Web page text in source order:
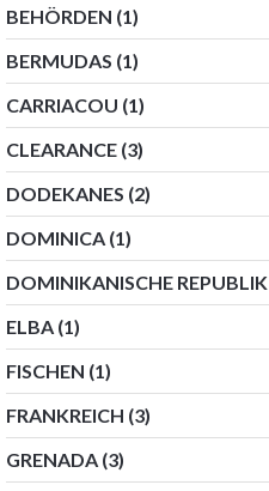
BEHÖRDEN (1)
BERMUDAS (1)
CARRIACOU (1)
CLEARANCE (3)
DODEKANES (2)
DOMINICA (1)
DOMINIKANISCHE REPUBLIK
ELBA (1)
FISCHEN (1)
FRANKREICH (3)
GRENADA (3)